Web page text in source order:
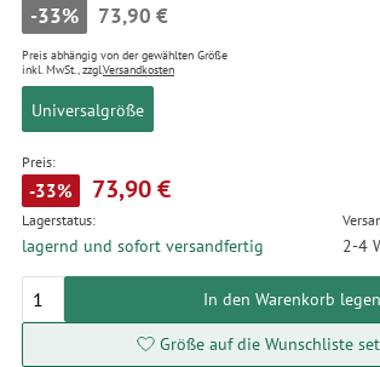
-33% 73,90 €
Preis abhängig von der gewählten Größe
inkl. MwSt., zzgl.Versandkosten
Universalgröße
Preis:
-33% 73,90 €
Lagerstatus:
lagernd und sofort versandfertig 2-4
In den Warenkorb legen
Größe auf die Wunschliste